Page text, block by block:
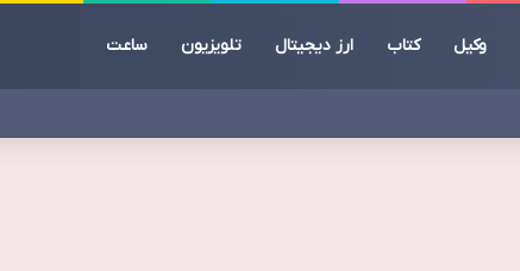
وکیل کتاب ارز دیجیتال تلویزیون ساعت